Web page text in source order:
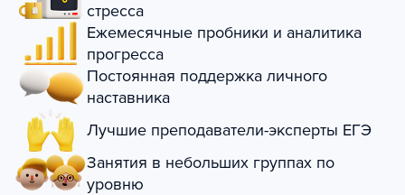
стресса
Ежемесячные пробники и аналитика
прогресса
Постоянная поддержка личного
наставника
Лучшие преподаватели-эксперты ЕГЭ
Занятия в небольших группах по
уровню